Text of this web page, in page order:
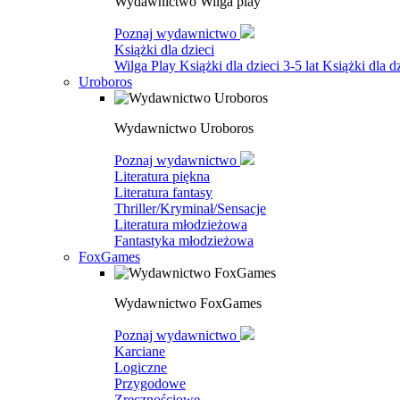
Poznaj wydawnictwo
Książki dla dzieci
Wilga Play Książki dla dzieci 3-5 lat Książki dla
Uroboros
Wydawnictwo Uroboros
Poznaj wydawnictwo
Literatura piękna
Literatura fantasy
Thriller/Kryminał/Sensacje
Literatura młodzieżowa
Fantastyka młodzieżowa
FoxGames
Wydawnictwo FoxGames
Poznaj wydawnictwo
Karciane
Logiczne
Przygodowe